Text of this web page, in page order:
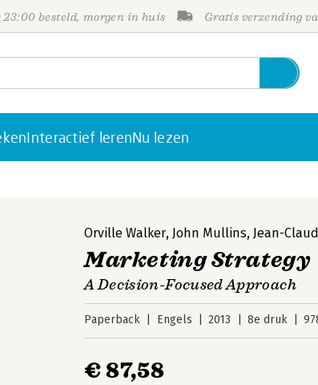
23:00 besteld, morgen in huis Gratis verzending
Interactief lerenNu lezen
Orville Walker, John Mullins, Jean-
Marketing Strategy
A Decision-Focused Approach
Paperback Engels 2013 8e druk
€ 87,58